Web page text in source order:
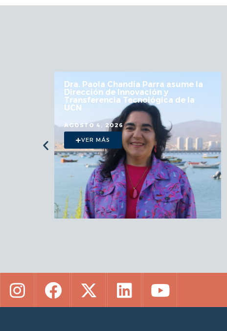
UCN fortalece articulación en Mesa
Regional de Astronomía y
Astroturismo
JULIO 29, 2026
VER MÁS